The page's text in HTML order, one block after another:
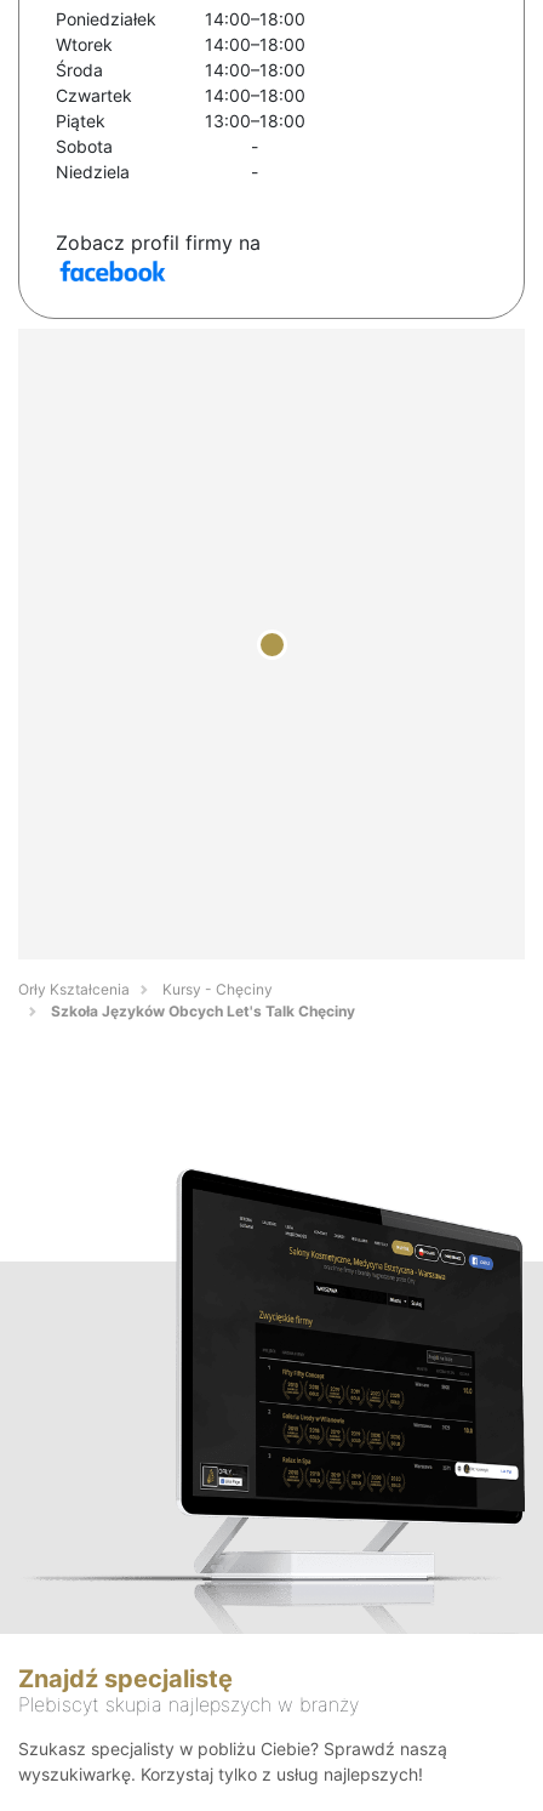
Poniedziałek
14:00–18:00
Wtorek
14:00–18:00
Środa
14:00–18:00
Czwartek
14:00–18:00
Piątek
13:00–18:00
Sobota
-
Niedziela
-
Zobacz profil firmy na
Orły Kształcenia
Kursy - Chęciny
Szkoła Języków Obcych Let's Talk Chęciny
Znajdź specjalistę
Plebiscyt skupia najlepszych w branży
Szukasz specjalisty w pobliżu Ciebie? Sprawdź naszą
wyszukiwarkę. Korzystaj tylko z usług najlepszych!